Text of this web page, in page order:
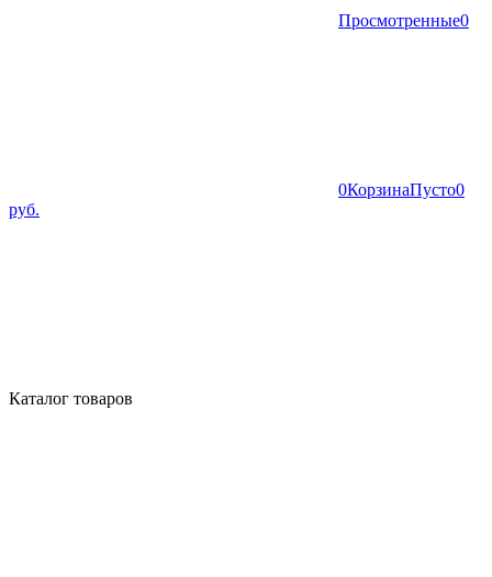
Просмотренные0
0КорзинаПусто0
руб.
Каталог товаров